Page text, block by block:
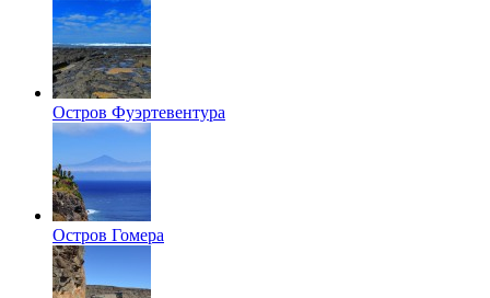
Остров Фуэртевентура
Остров Гомера